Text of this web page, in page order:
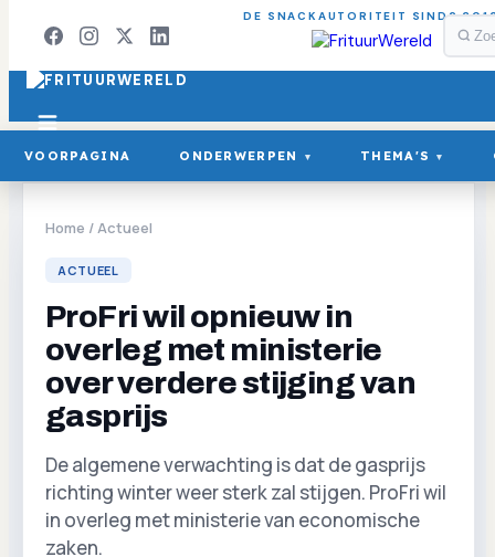
DE SNACKAUTORITEIT SINDS
VOORPAGINA ONDERWERPEN ▾ THEMA'S ▾
Home /Actueel
ACTUEEL
ProFri wil opnieuw in
overleg met ministerie
over verdere stijging van
gasprijs
De algemene verwachting is dat de gasprijs
richting winter weer sterk zal stijgen. ProFri wil
in overleg met ministerie van economische
zaken.